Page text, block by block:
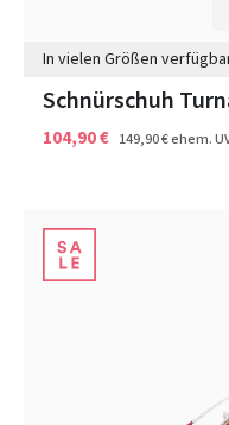
In vielen Größen
Schnürschuh
104,90 € 149,90 €ehem.